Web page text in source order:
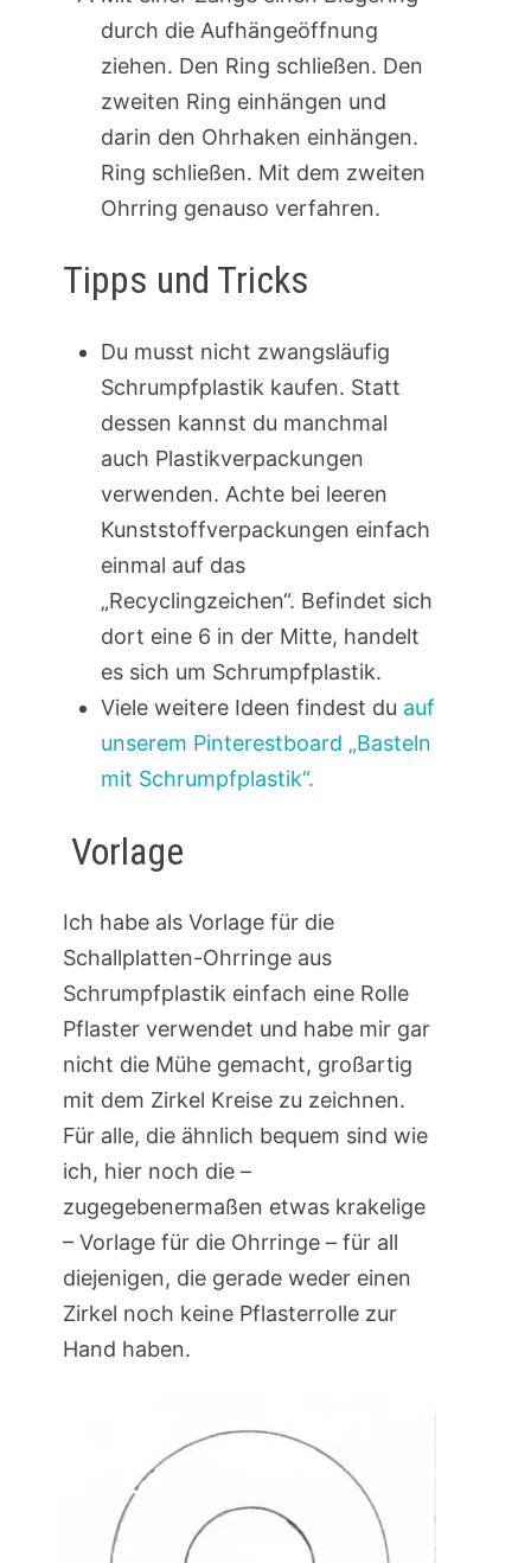
durch die Aufhängeöffnung
ziehen. Den Ring schließen. Den
zweiten Ring einhängen und
darin den Ohrhaken einhängen.
Ring schließen. Mit dem zweiten
Ohrring genauso verfahren.
Tipps und Tricks
Du musst nicht zwangsläufig
Schrumpfplastik kaufen. Statt
dessen kannst du manchmal
auch Plastikverpackungen
verwenden. Achte bei leeren
Kunststoffverpackungen einfach
einmal auf das
„Recyclingzeichen“. Befindet sich
dort eine 6 in der Mitte, handelt
es sich um Schrumpfplastik.
Viele weitere Ideen findest du auf
unserem Pinterestboard „Basteln
mit Schrumpfplastik“.
Vorlage
Ich habe als Vorlage für die
Schallplatten-Ohrringe aus
Schrumpfplastik einfach eine Rolle
Pflaster verwendet und habe mir gar
nicht die Mühe gemacht, großartig
mit dem Zirkel Kreise zu zeichnen.
Für alle, die ähnlich bequem sind wie
ich, hier noch die –
zugegebenermaßen etwas krakelige
– Vorlage für die Ohrringe – für all
diejenigen, die gerade weder einen
Zirkel noch keine Pflasterrolle zur
Hand haben.